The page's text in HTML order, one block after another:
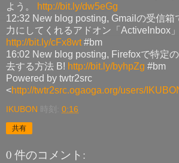
よう。
http://bit.ly/dw5eGg
12:32 New blog posting, Gmailの受信箱
力にしてくれるアドオン「ActiveInbox
http://bit.ly/cFx8wt#bm
16:02 New blog posting, Firefoxで特定
去する方法 B! http://bit.ly/byhpZg #bm
Powered by twtr2src
<http://twtr2src.ogaoga.org/users/
IKUBON 時刻: 0:16
共有
0 件のコメント: